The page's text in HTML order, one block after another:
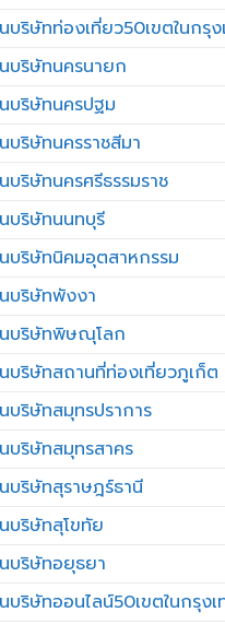
บริษัทท่องเที่ยว50เขตในกรุ
บริษัทนครนายก
บริษัทนครปฐม
บริษัทนครราชสีมา
บริษัทนครศรีธรรมราช
บริษัทนนทบุรี
บริษัทนิคมอุตสาหกรรม
บริษัทพังงา
นบริษัทพิษณุโลก
บริษัทสถานที่ท่องเที่ยวภูเก็ต
บริษัทสมุทรปราการ
บริษัทสมุทรสาคร
บริษัทสุราษฎร์ธานี
บริษัทสุโขทัย
บริษัทอยุธยา
บริษัทออนไลน์50เขตในกรุง